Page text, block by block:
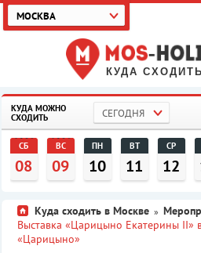
КУДА
МОСКВА
КУДА МОЖНО
СХОДИТЬ
СЕГОДНЯ
СБ
08
ВС
09
ПН
10
ВТ
11
СР
12
Куда сходить в Москве »
Выставка «Царицыно Екатерины II»
«Царицыно»